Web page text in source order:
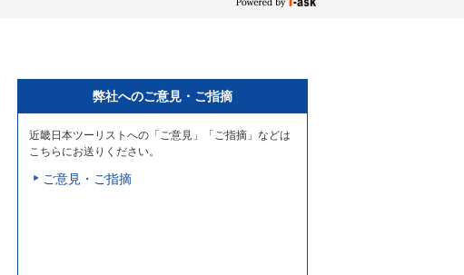
弊社へのご意見・ご指摘
近畿日本ツーリストへの「ご意見」「ご指摘」などは
こちらにお送りください。
ご意見・ご指摘